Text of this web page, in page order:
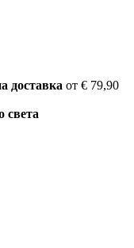
доставка от € 79,90
света